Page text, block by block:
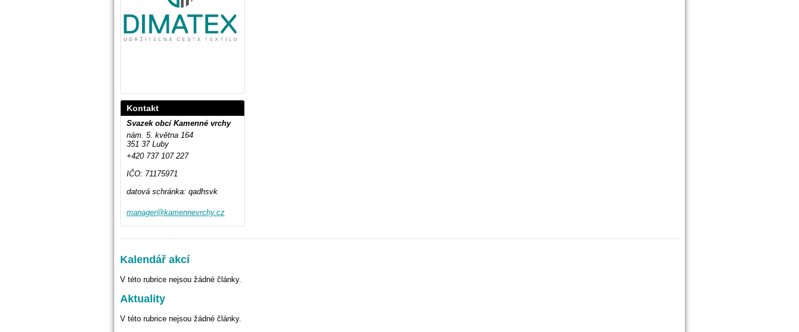
Kontakt
Svazek obcí Kamenné vrchy
nám. 5. května 164
351 37 Luby
+420 737 107 227
IČO: 71175971
datová schránka: qadhsvk
manager@kamennevrchy.cz
Kalendář akcí
V této rubrice nejsou žádné články.
Aktuality
V této rubrice nejsou žádné články.